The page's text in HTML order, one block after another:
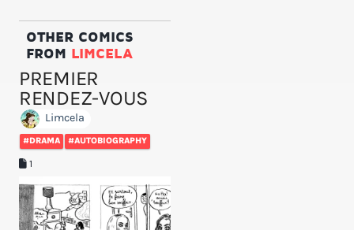
OTHER COMICS
FROM LIMCELA
PREMIER
RENDEZ-VOUS
Limcela
#DRAMA #AUTOBIOGRAPHY
1